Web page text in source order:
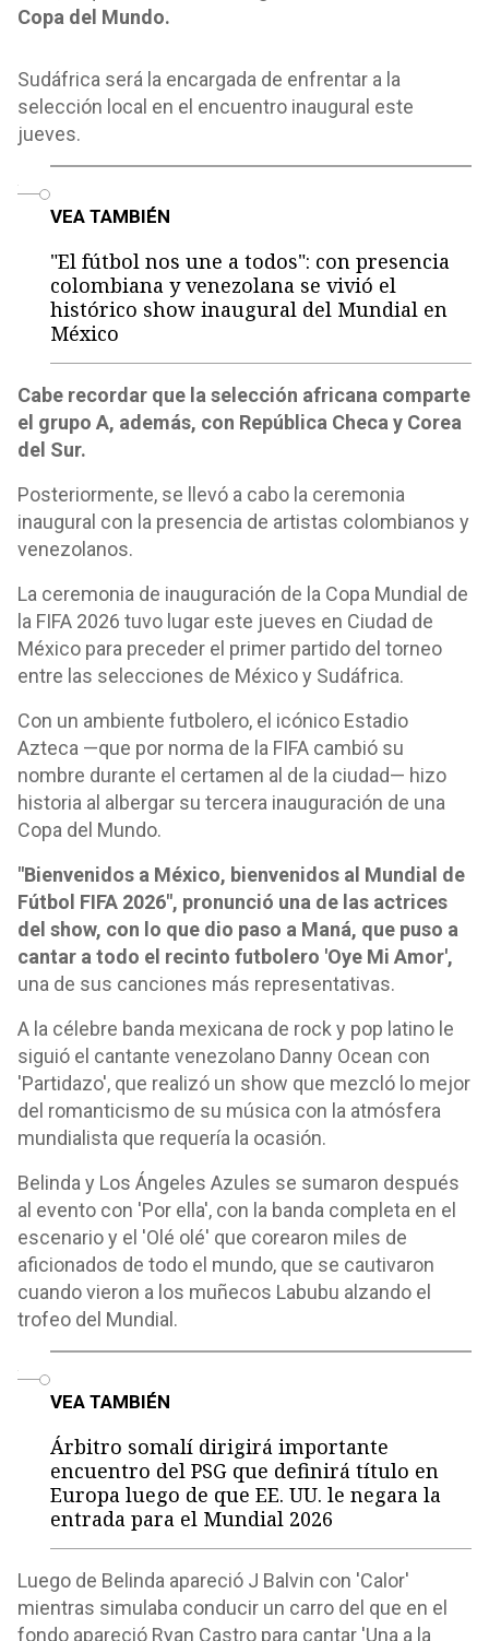
Copa del Mundo.
Sudáfrica será la encargada de enfrentar a la
selección local en el encuentro inaugural este
jueves.
VEA TAMBIÉN
"El fútbol nos une a todos": con presencia
colombiana y venezolana se vivió el
histórico show inaugural del Mundial en
México
Cabe recordar que la selección africana comparte
el grupo A, además, con República Checa y Corea
del Sur.
Posteriormente, se llevó a cabo la ceremonia
inaugural con la presencia de artistas colombianos y
venezolanos.
La ceremonia de inauguración de la Copa Mundial de
la FIFA 2026 tuvo lugar este jueves en Ciudad de
México para preceder el primer partido del torneo
entre las selecciones de México y Sudáfrica.
Con un ambiente futbolero, el icónico Estadio
Azteca —que por norma de la FIFA cambió su
nombre durante el certamen al de la ciudad— hizo
historia al albergar su tercera inauguración de una
Copa del Mundo.
"Bienvenidos a México, bienvenidos al Mundial de
Fútbol FIFA 2026", pronunció una de las actrices
del show, con lo que dio paso a Maná, que puso a
cantar a todo el recinto futbolero 'Oye Mi Amor',
una de sus canciones más representativas.
A la célebre banda mexicana de rock y pop latino le
siguió el cantante venezolano Danny Ocean con
'Partidazo', que realizó un show que mezcló lo mejor
del romanticismo de su música con la atmósfera
mundialista que requería la ocasión.
Belinda y Los Ángeles Azules se sumaron después
al evento con 'Por ella', con la banda completa en el
escenario y el 'Olé olé' que corearon miles de
aficionados de todo el mundo, que se cautivaron
cuando vieron a los muñecos Labubu alzando el
trofeo del Mundial.
VEA TAMBIÉN
Árbitro somalí dirigirá importante
encuentro del PSG que definirá título en
Europa luego de que EE. UU. le negara la
entrada para el Mundial 2026
Luego de Belinda apareció J Balvin con 'Calor'
mientras simulaba conducir un carro del que en el
fondo apareció Ryan Castro para cantar 'Una a la